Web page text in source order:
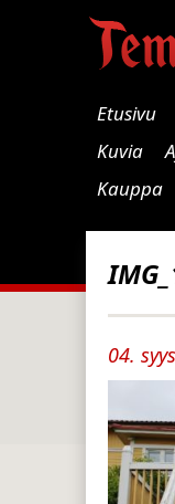
Etusivu
Kuvia
Kauppa
04.